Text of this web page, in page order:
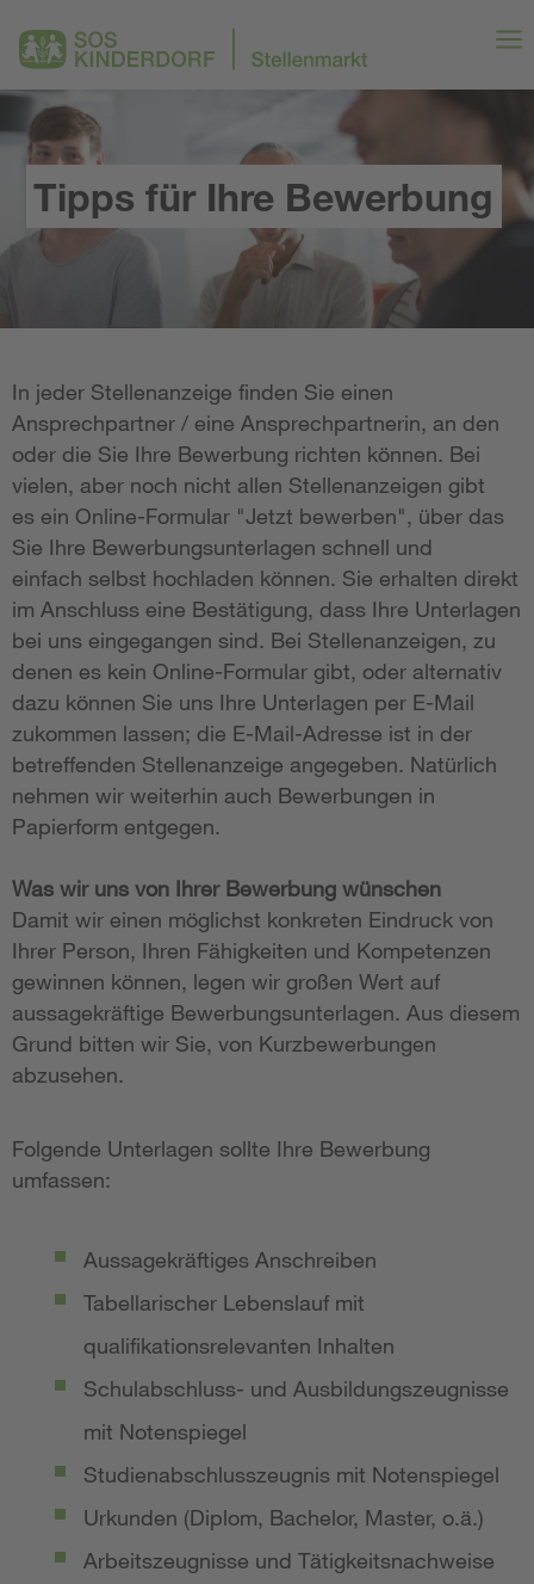
Tipps für Ihre Bewerbung
In jeder Stellenanzeige finden Sie einen
Ansprechpartner / eine Ansprechpartnerin, an den
oder die Sie Ihre Bewerbung richten können. Bei
vielen, aber noch nicht allen Stellenanzeigen gibt
es ein Online-Formular "Jetzt bewerben", über das
Sie Ihre Bewerbungsunterlagen schnell und
einfach selbst hochladen können. Sie erhalten direkt
im Anschluss eine Bestätigung, dass Ihre Unterlagen
bei uns eingegangen sind. Bei Stellenanzeigen, zu
denen es kein Online-Formular gibt, oder alternativ
dazu können Sie uns Ihre Unterlagen per E-Mail
zukommen lassen; die E-Mail-Adresse ist in der
betreffenden Stellenanzeige angegeben. Natürlich
nehmen wir weiterhin auch Bewerbungen in
Papierform entgegen.
Was wir uns von Ihrer Bewerbung wünschen
Damit wir einen möglichst konkreten Eindruck von
Ihrer Person, Ihren Fähigkeiten und Kompetenzen
gewinnen können, legen wir großen Wert auf
aussagekräftige Bewerbungsunterlagen. Aus diesem
Grund bitten wir Sie, von Kurzbewerbungen
abzusehen.
Folgende Unterlagen sollte Ihre Bewerbung
umfassen:
Aussagekräftiges Anschreiben
Tabellarischer Lebenslauf mit
qualifikationsrelevanten Inhalten
Schulabschluss- und Ausbildungszeugnisse
mit Notenspiegel
Studienabschlusszeugnis mit Notenspiegel
Urkunden (Diplom, Bachelor, Master, o.ä.)
Arbeitszeugnisse und Tätigkeitsnachweise